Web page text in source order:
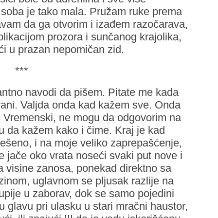
je tako mala. Pružam ruke prema
da ga otvorim i izađem razočarava,
prozora i sunčanog krajolika,
u prazan nepomičan zid.
***
navodi da pišem. Pitate me kada
Valјda onda kad kažem sve. Onda
ne mogu da odgovorim na
da kažem kako i čime. Kraj je kad
i na moje veliko zaprepašćenje,
jače oko vrata noseći svaki put nove i
visine zanosa, ponekad direktno sa
uglavnom se plјusak razlije na
u zaborav, dok se samo pojedini
glavu pri ulasku u stari mračni haustor,